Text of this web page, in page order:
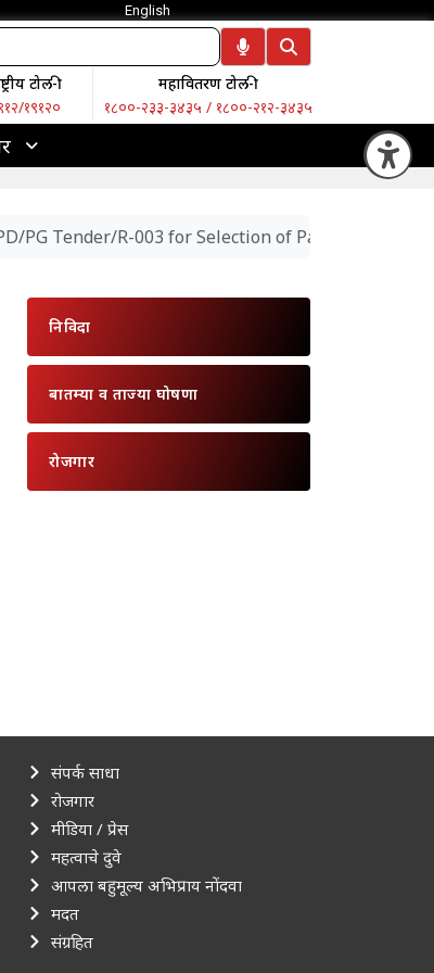
English
टोल-फ्री
१९१२०
महावितरण टोल-फ्री
१८००-२३३-३४३५ / १८००-२१२-३४३५
PG Tender/R-003 for Selection of Payment
निविदा
बातम्या व ताज्या घोषणा
रोजगार
संपर्क साधा
रोजगार
मीडिया / प्रेस
महत्वाचे दुवे
आपला बहुमूल्य अभिप्राय नोंदवा
मदत
संग्रहित